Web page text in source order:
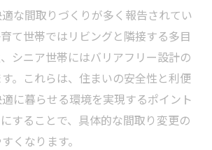
な間取りづくりが多く報告されてい
て世帯ではリビングと隣接する多目
シニア世帯にはバリアフリー設計の
。これらは、住まいの安全性と利便
に暮らせる環境を実現するポイント
することで、具体的な間取り変更の
くなります。